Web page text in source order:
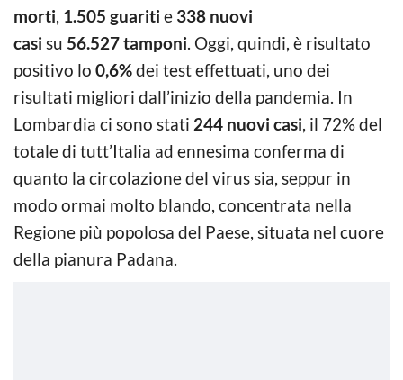
morti, 1.505 guariti e 338 nuovi
casi su 56.527tamponi. Oggi, quindi, è risultato
positivo lo 0,6%dei test effettuati, uno dei
risultati migliori dall’inizio della pandemia. In
Lombardia ci sono stati 244 nuovi casi, il 72% del
totale di tutt’Italia ad ennesima conferma di
quanto la circolazione del virus sia, seppur in
modo ormai molto blando, concentrata nella
Regione più popolosa del Paese, situata nel cuore
della pianura Padana.